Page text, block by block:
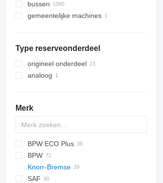
bussen
gemeentelijke machines
Type reserveonderdeel
origineel onderdeel
analoog
Merk
BPW ECO Plus
BPW
VECTOR
XF
THP
EuroCargo
EuroStar
Knorr-Bremse
Mega Liner
Lion's series
MHKS
Actros
EURO
Magnum
SAF